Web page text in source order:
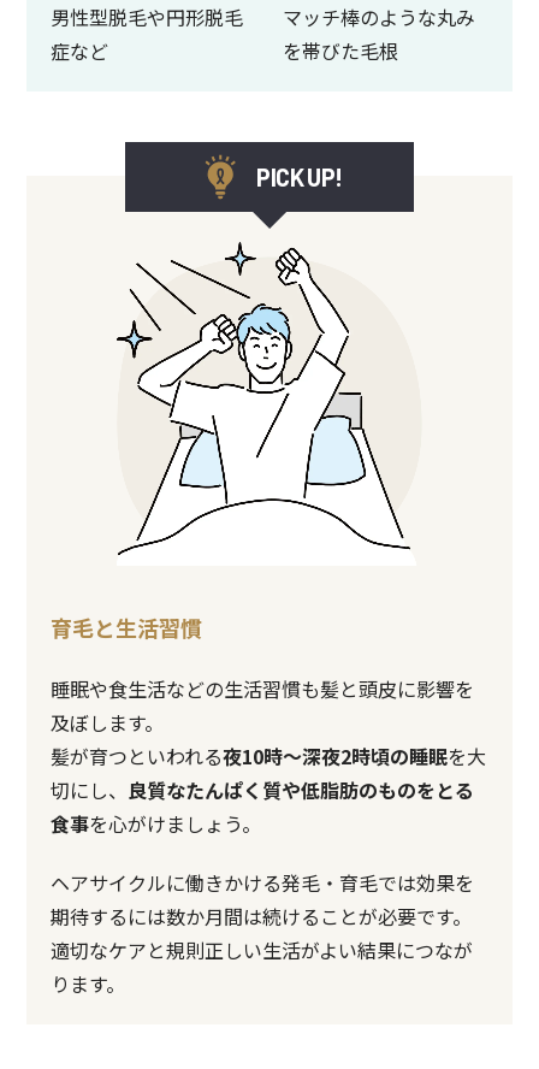
男性型脱毛や円形脱毛
症など
マッチ棒のような丸み
を帯びた毛根
PICK UP!
育毛と生活習慣
睡眠や食生活などの生活習慣も髪と頭皮に影響を
及ぼします。
髪が育つといわれる夜10時～深夜2時頃の睡眠を大
切にし、 良質なたんぱく質や低脂肪のものをとる
食事を心がけましょう。
ヘアサイクルに働きかける発毛・育毛では効果を
期待するには数か月間は続けることが必要です。
適切なケアと規則正しい生活がよい結果につなが
ります。